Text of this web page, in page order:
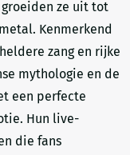
ze uit tot
Kenmerkend
zang en rijke
mythologie en de
een perfecte
Hun live-
die fans